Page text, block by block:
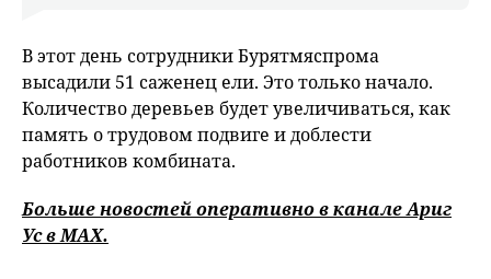
В этот день сотрудники Бурятмяспрома
высадили 51 саженец ели. Это только начало.
Количество деревьев будет увеличиваться, как
память о трудовом подвиге и доблести
работников комбината.
Больше новостей оперативно в канале Ариг
Ус вMAХ.